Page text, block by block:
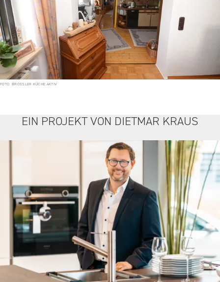
FOTO: BROSSLER KÜCHE AKTIV
EIN PROJEKT VON DIETMAR KRAUS